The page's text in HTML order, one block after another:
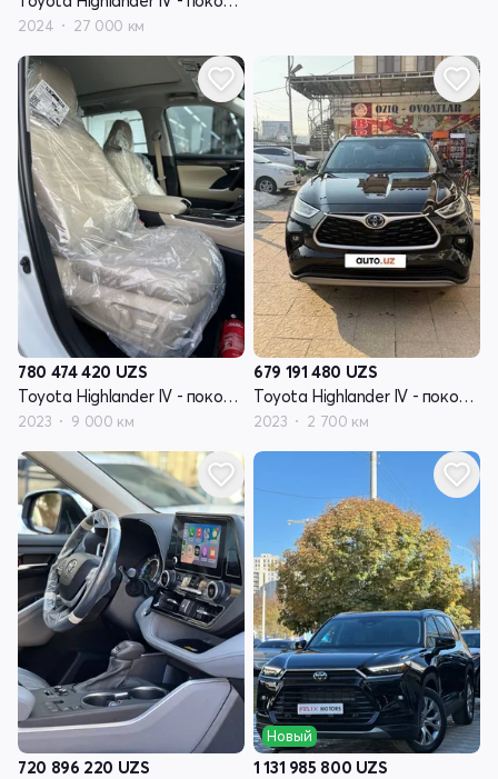
2024 27 000 км
780 474 420 UZS
Toyota Highlander IV - поколение (U70)
2023 9 000 км
679 191 480 UZS
Toyota Highlander IV - поколение (U70)
2023 2 700 км
720 896 220 UZS
Новый
1 131 985 800 UZS